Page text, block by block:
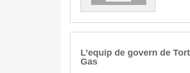
L’equip de govern de
Gas